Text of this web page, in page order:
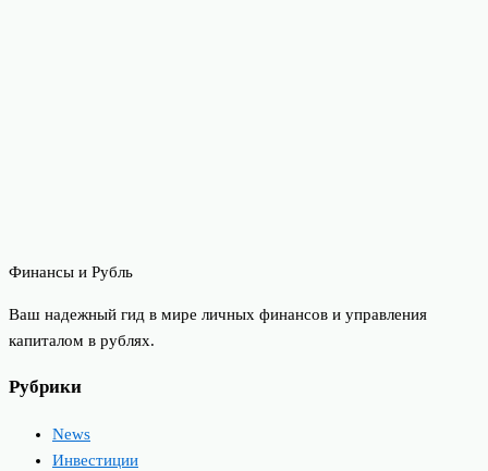
Финансы и Рубль
Ваш надежный гид в мире личных финансов и управления
капиталом в рублях.
Рубрики
News
Инвестиции